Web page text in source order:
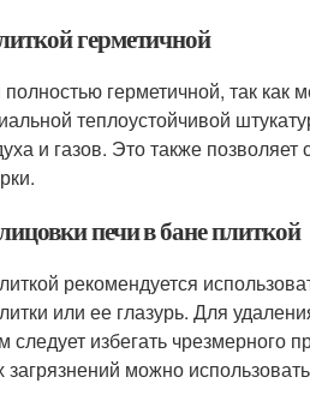
герметичной
герметичной, так как
теплоустойчивой
и газов. Это также позволяет
печи в бане плиткой
рекомендуется
или ее глазурь. Для
следует избегать чрезмерного
можно